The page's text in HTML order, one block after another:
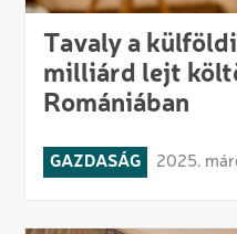
Tavaly a
milliárd lejt
Romániában
GAZDASÁG 2025.